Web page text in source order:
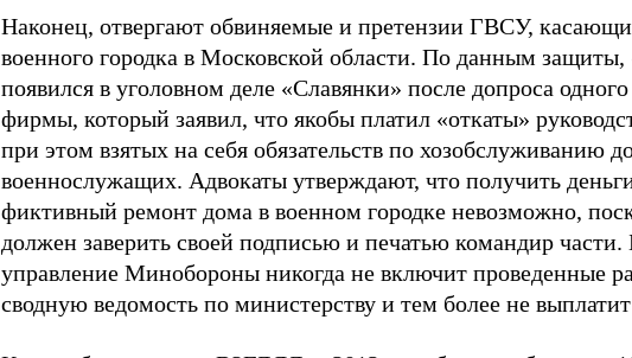
Наконец, отвергают обвиняемые и претензии ГВСУ,
военного городка в Московской области. По данным
появился в уголовном деле «Славянки» после допроса
фирмы, который заявил, что якобы платил «откаты»
при этом взятых на себя обязательств по хозобслуживанию
военнослужащих. Адвокаты утверждают, что получить
фиктивный ремонт дома в военном городке невозможно,
должен заверить своей подписью и печатью командир части.
управление Минобороны никогда не включит проведенные
сводную ведомость по министерству и тем более не